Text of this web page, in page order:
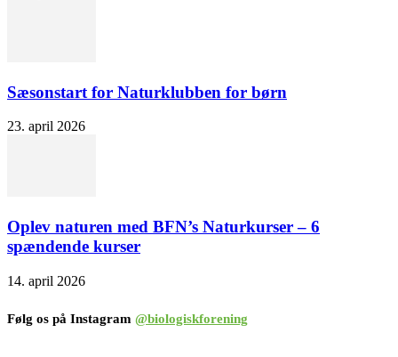
Sæsonstart for Naturklubben for børn
23. april 2026
Oplev naturen med BFN’s Naturkurser – 6
spændende kurser
14. april 2026
Følg os på Instagram @biologiskforening